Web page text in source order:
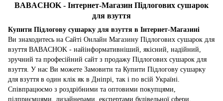
BABACHOK - Інтернет-Магазин Підлогових сушарок
для взуття
Купити Підлогову сушарку для взуття в Інтернет-Магазині
Ви знаходитесь на Сайті Онлайн Магазину Підлогових сушарок для
взуття BABACHOK - найінформативніший, якісний, надійний,
зручний та професійний сайт з продажу Підлогових сушарок для
взуття. У нас Ви можете Замовити та Купити Підлогову сушарку
для взуття в один клік як в Дніпрі, так і по всій Україні.
Співпрацюємо з роздрібними та оптовими покупцями,
підприємцями, дизайнерами, експертами будівельної сфери,